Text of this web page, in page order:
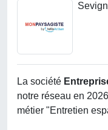
La société
notre réseau en
métier "Entretien